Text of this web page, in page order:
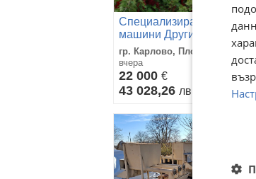
Специализирани
машини Други
Junona 4
гр. Карлово, Пловдив
вчера
22 000 €
43 028,26 лв
06
9